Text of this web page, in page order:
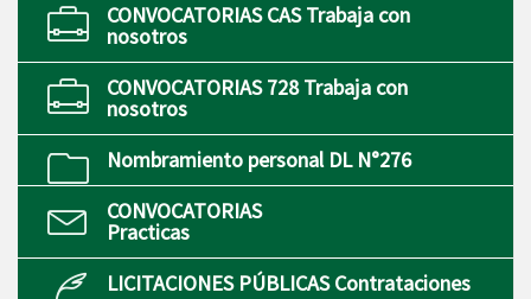
CONVOCATORIAS CAS Trabaja con
nosotros
CONVOCATORIAS 728 Trabaja con
nosotros
Nombramiento personal DL N°276
CONVOCATORIAS
Practicas
LICITACIONES PÚBLICAS Contrataciones